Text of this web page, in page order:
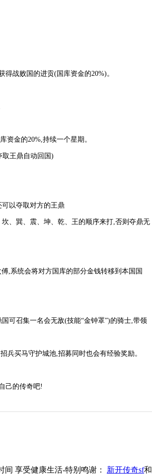
战败国的进贡(国库资金的20%)。
金的20%,持续一个星期。
王鼎自动回国)
以夺取对方的王鼎
、巽、震、坤、乾、王的顺序来打,否则夺鼎无
,系统会将对方国库的部分金钱转移到本国国
可召集一名会无敌(技能“金钟罩”)的骑士,带领
兵买马守护城池,招募同时也会有经验奖励。
己的传奇吧!
享受健康生活-特别鸣谢： 新开传奇sf和